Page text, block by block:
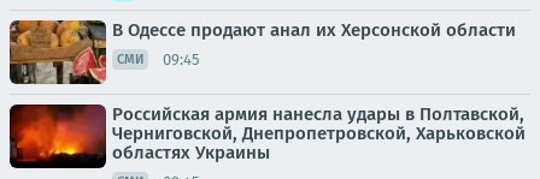
В Одессе продают анал их Херсонской области
СМИ 09:45
Российская армия нанесла удары в Полтавской,
Черниговской, Днепропетровской, Харьковской
областях Украины